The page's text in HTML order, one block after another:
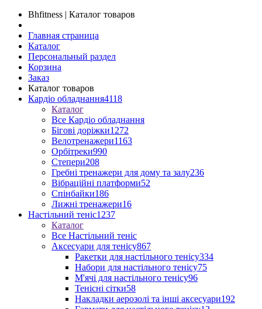
Bhfitness | Каталог товаров
Главная страница
Каталог
Персональный раздел
Корзина
Заказ
Каталог товаров
Кардіо обладнання4118
Каталог
Все Кардіо обладнання
Бігові доріжки1272
Велотренажери1163
Орбітреки990
Степери208
Гребні тренажери для дому та залу236
Вібраційні платформи52
Спінбайки186
Лижні тренажери16
Настільний теніс1237
Каталог
Все Настільний теніс
Аксесуари для тенісу867
Ракетки для настільного тенісу334
Набори для настільного тенісу75
М'ячі для настільного тенісу96
Тенісні сітки58
Накладки аерозолі та інші аксесуари192